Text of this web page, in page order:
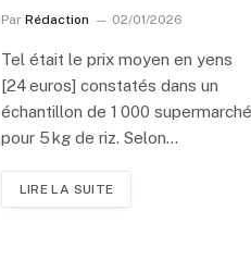
Par Rédaction 02/01/2026
Tel était le prix moyen en yens
[24 euros] constatés dans un
échantillon de 1 000
pour 5 kg de riz. Selon…
LIRE LA SUITE